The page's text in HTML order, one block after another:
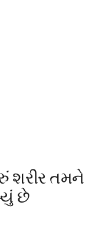
શરીર તમને
છે